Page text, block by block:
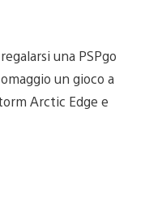
una PSPgo
un gioco a
Arctic Edge e